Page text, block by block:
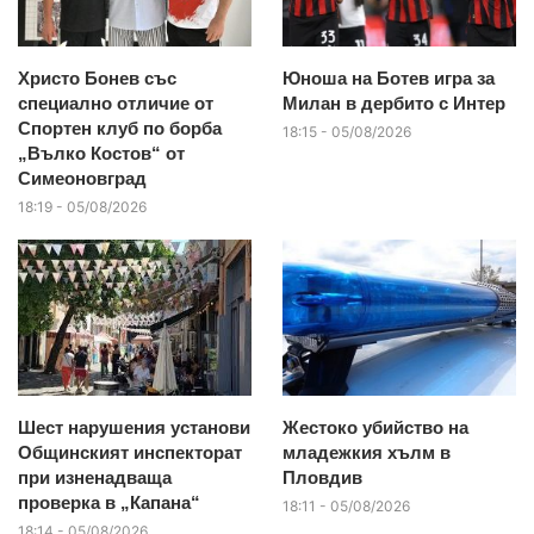
Христо Бонев със
специално отличие от
Спортен клуб по борба
„Вълко Костов“ от
Симеоновград
18:19 - 05/08/2026
Юноша на Ботев игра за
Милан в дербито с Интер
18:15 - 05/08/2026
Шест нарушения установи
Общинският инспекторат
при изненадваща
проверка в „Капана“
Жестоко убийство на
младежкия хълм в
Пловдив
18:11 - 05/08/2026